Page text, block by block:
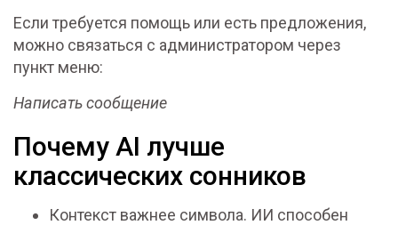
Если требуется помощь или есть предложения,
можно связаться с администратором через
пункт меню:
Написать сообщение
Почему AI лучше
классических сонников
Контекст важнее символа. ИИ способен